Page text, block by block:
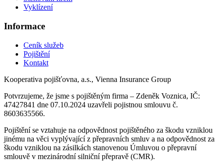
Vyklízení
Informace
Ceník služeb
Pojištění
Kontakt
Kooperativa pojišťovna, a.s., Vienna Insurance Group
Potvrzujeme, že jsme s pojištěným firma – Zdeněk Voznica, IČ:
47427841 dne 07.10.2024 uzavřeli pojistnou smlouvu č.
8603635566.
Pojištění se vztahuje na odpovědnost pojištěného za škodu vzniklou
jinému na věci vyplývající z přepravních smluv a na odpovědnost za
škodu vzniklou na zásilkách stanovenou Úmluvou o přepravní
smlouvě v mezinárodní silniční přepravě (CMR).